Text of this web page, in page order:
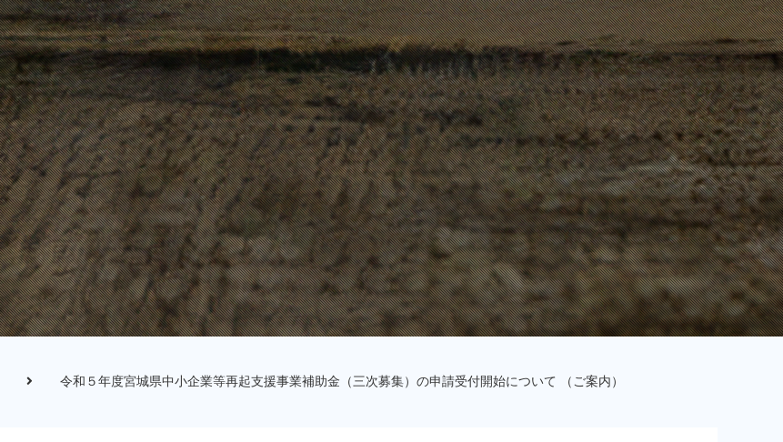
令和５年度宮城県中小企業等再起支援事業補助金（三次募集）の申請受付開始について （ご案内）